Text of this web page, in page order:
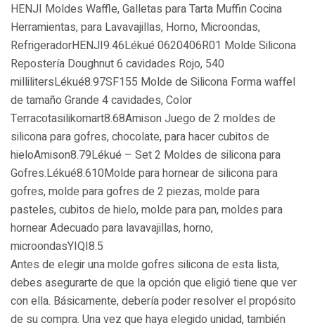
HENJI Moldes Waffle, Galletas para Tarta Muffin Cocina
Herramientas, para Lavavajillas, Horno, Microondas,
RefrigeradorHENJI9.46Lékué 0620406R01 Molde Silicona
Repostería Doughnut 6 cavidades Rojo, 540
millilitersLékué8.97SF155 Molde de Silicona Forma waffel
de tamaño Grande 4 cavidades, Color
Terracotasilikomart8.68Amison Juego de 2 moldes de
silicona para gofres, chocolate, para hacer cubitos de
hieloAmison8.79Lékué – Set 2 Moldes de silicona para
Gofres.Lékué8.610Molde para hornear de silicona para
gofres, molde para gofres de 2 piezas, molde para
pasteles, cubitos de hielo, molde para pan, moldes para
hornear Adecuado para lavavajillas, horno,
microondasYIQI8.5
Antes de elegir una molde gofres silicona de esta lista,
debes asegurarte de que la opción que eligió tiene que ver
con ella. Básicamente, debería poder resolver el propósito
de su compra. Una vez que haya elegido unidad, también